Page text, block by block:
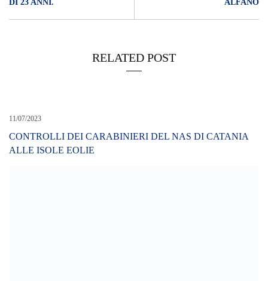
DI 23 ANNI.
ALFANO
RELATED POST
11/07/2023
CONTROLLI DEI CARABINIERI DEL NAS DI CATANIA
ALLE ISOLE EOLIE